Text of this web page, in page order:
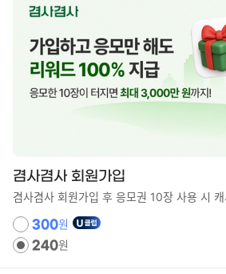
겸사겸사 회원가입
겸사겸사 회원가입 후 응모권 10장 사용 시
300원
240원